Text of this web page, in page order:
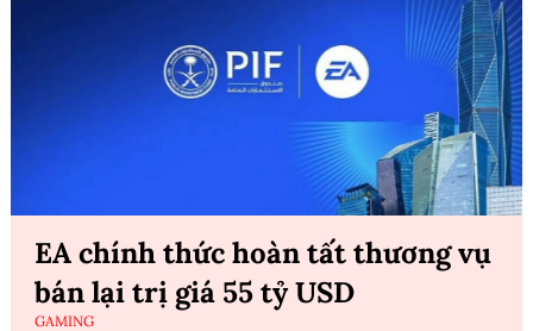
EA chính thức hoàn tất thương vụ
bán lại trị giá 55 tỷ USD
GAMING